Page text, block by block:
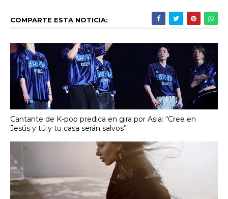
COMPARTE ESTA NOTICIA:
Cantante de K-pop predica en gira por Asia: “Cree en
Jesús y tú y tu casa serán salvos”